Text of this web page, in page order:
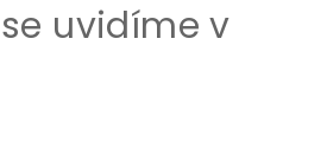
se uvidíme v